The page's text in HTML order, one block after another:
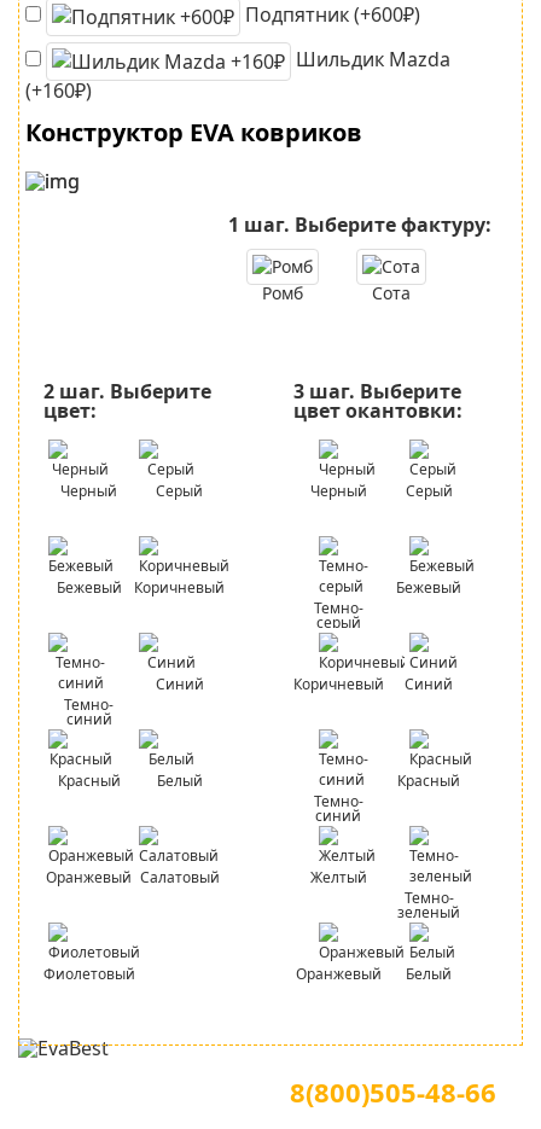
Подпятник (+600₽)
Шильдик Mazda
(+160₽)
Конструктор EVA ковриков
1 шаг. Выберите фактуру:
Ромб Сота
2 шаг. Выберите
цвет:
Черный Серый
Бежевый Коричневый
Темно-
синий
Синий
Красный Белый
Оранжевый Салатовый
Фиолетовый
3 шаг. Выберите
цвет окантовки:
Черный Серый
Темно-
серый
Бежевый
Коричневый Синий
Темно-
синий
Красный
Желтый
Темно-
зеленый
Оранжевый Белый
8(800)505-48-66